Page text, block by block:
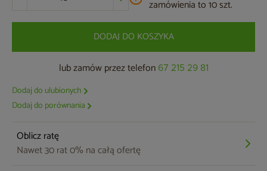
zamówienia to 10 szt.
DODAJ DO KOSZYKA
lub zamów przez telefon 67 215 29 81
Dodaj do ulubionych
Dodaj do porównania
Oblicz ratę
Nawet 30 rat 0% na całą ofertę